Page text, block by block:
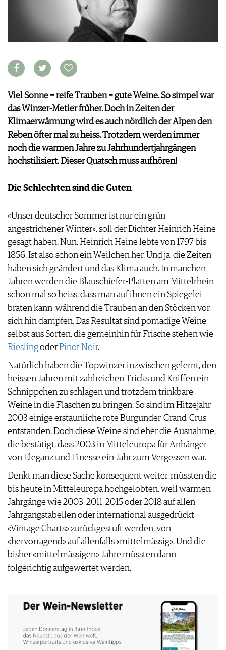
VIDEOS
BILDSTRECKEN
WEINWIRTSCHAFT
PORTRAITS
VINOPHILES
ARCHIV
AWARDS
GEWINNSPIELE
VORTEILSWELT
TRINKREIFETABELLE
JOBS
WERBUNG
Viel Sonne = reife Trauben = gute Weine. So simpel war
das Winzer-Metier früher. Doch in Zeiten der
Klimaerwärmung wird es auch nördlich der Alpen den
Reben öfter mal zu heiss. Trotzdem werden immer
noch die warmen Jahre zu Jahrhundertjahrgängen
hochstilisiert. Dieser Quatsch muss aufhören!
Die Schlechten sind die Guten
«Unser deutscher Sommer ist nur ein grün
angestrichener Winter», soll der Dichter Heinrich Heine
gesagt haben. Nun, Heinrich Heine lebte von 1797 bis
1856. Ist also schon ein Weilchen her. Und ja, die Zeiten
haben sich geändert und das Klima auch. In manchen
Jahren werden die Blauschiefer-Platten am Mittelrhein
schon mal so heiss, dass man auf ihnen ein Spiegelei
braten kann, während die Trauben an den Stöcken vor
sich hin dampfen. Das Resultat sind pomadige Weine,
selbst aus Sorten, die gemeinhin für Frische stehen wie
RieslingoderPinot Noir.
Natürlich haben die Topwinzer inzwischen gelernt, den
heissen Jahren mit zahlreichen Tricks und Kniffen ein
Schnippchen zu schlagen und trotzdem trinkbare
Weine in die Flaschen zu bringen. So sind im Hitzejahr
2003 einige erstaunliche rote Burgunder-Grand-Crus
entstanden. Doch diese Weine sind eher die Ausnahme,
die bestätigt, dass 2003 in Mitteleuropa für Anhänger
von Eleganz und Finesse ein Jahr zum Vergessen war.
Denkt man diese Sache konsequent weiter, müssten die
bis heute in Mitteleuropa hochgelobten, weil warmen
Jahrgänge wie 2003, 2011, 2015 oder 2018 auf allen
Jahrgangstabellen oder international ausgedrückt
«Vintage Charts» zurückgestuft werden, von
«hervorragend» auf allenfalls «mittelmässig». Und die
bisher «mittelmässigen» Jahre müssten dann
folgerichtig aufgewertet werden.